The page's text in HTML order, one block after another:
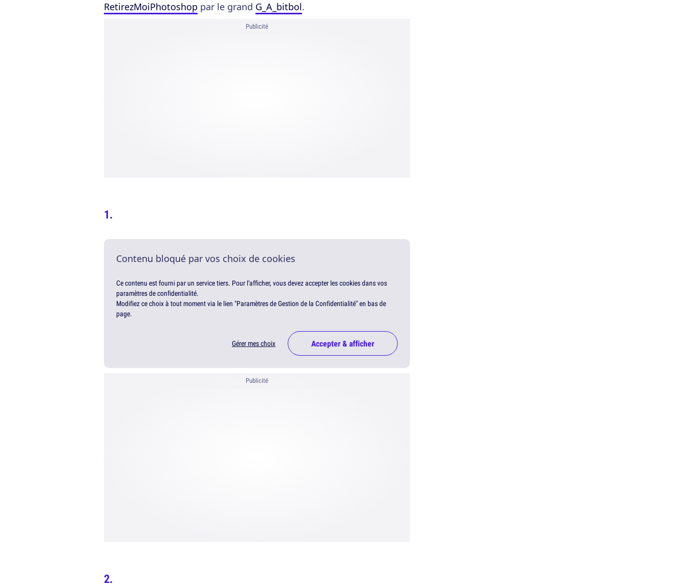
RetirezMoiPhotoshop par le grand G_A_bitbol.
Publicité
Contenu bloqué par vos choix de cookies
Ce contenu est fourni par un service tiers. Pour l'afficher, vous devez accepter les cookies dans vos
paramètres de confidentialité.
Modifiez ce choix à tout moment via le lien "Paramètres de Gestion de la Confidentialité" en bas de
page.
Gérer mes choix Accepter & afficher
Publicité